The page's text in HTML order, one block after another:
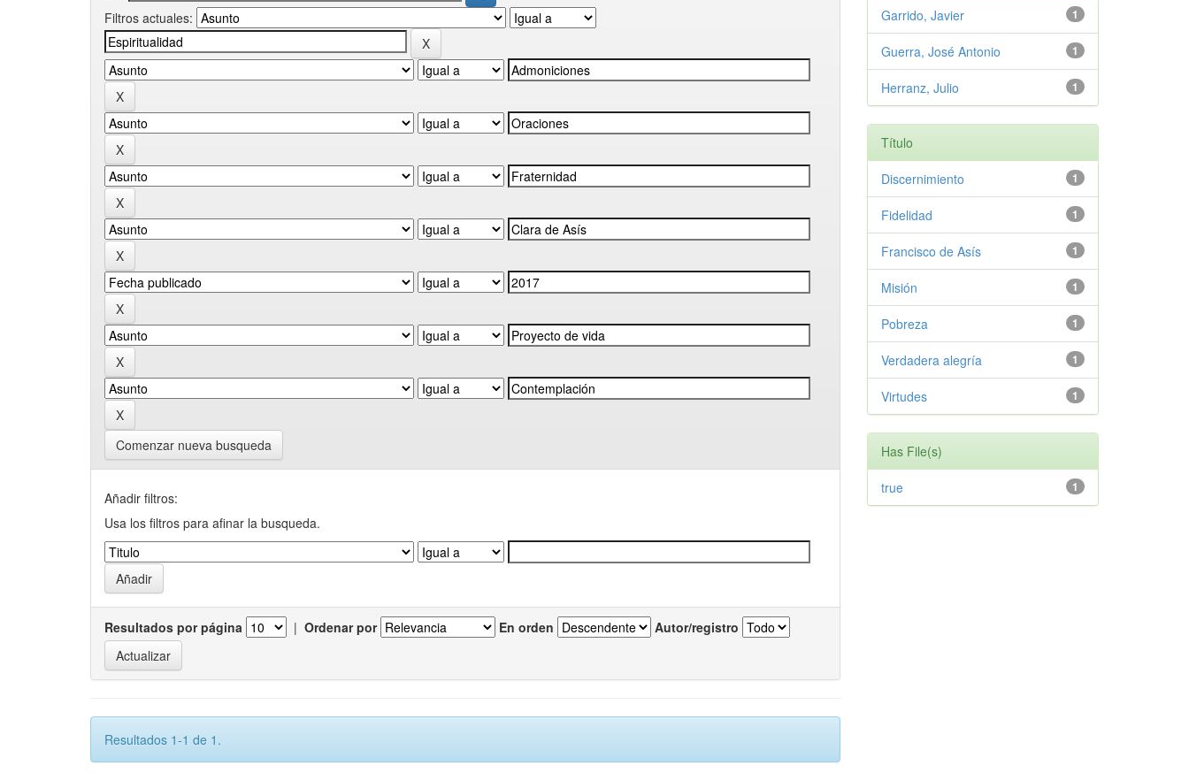
Filtros actuales:
Comenzar nueva busqueda
Añadir filtros:
Usa los filtros para afinar la busqueda.
Resultados por página | Ordenar por En orden Autor/registro
Resultados 1-1 de 1.
1
Garrido, Javier
1
Guerra, José Antonio
1
Herranz, Julio
Título
1
Discernimiento
1
Fidelidad
1
Francisco de Asís
1
Misión
1
Pobreza
1
Verdadera alegría
1
Virtudes
Has File(s)
1
true